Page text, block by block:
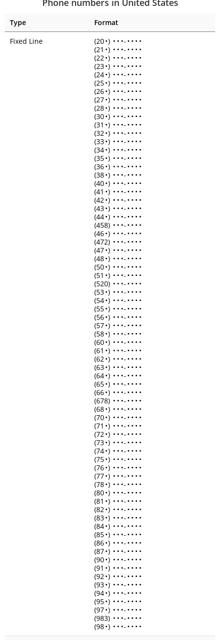
Phone numbers in United States
Type
Format
Fixed Line
(20•) • • •- • • • •
(21 •) • • •- • • • •
(22•) • • •- • • • •
(23•) • • •- • • • •
(24•) • • •- • • • •
(25•) • • •- • • • •
(26•) • • •- • • • •
(27•) • • •- • • • •
(28•) • • •- • • • •
(30•) • • •- • • • •
(31 •) • • •- • • • •
(32•) • • •- • • • •
(33•) • • •- • • • •
(34•) • • •- • • • •
(35•) • • •- • • • •
(36•) • • •- • • • •
(38•) • • •- • • • •
(40•) • • •- • • • •
(41 •) • • •- • • • •
(42•) • • •- • • • •
(43•) • • •- • • • •
(44•) • • •- • • • •
(458) • • •- • • • •
(46•) • • •- • • • •
(472) • • •- • • • •
(47•) • • •- • • • •
(48•) • • •- • • • •
(50•) • • •- • • • •
(51 •) • • •- • • • •
(520) • • •- • • • •
(53•) • • •- • • • •
(54•) • • •- • • • •
(55•) • • •- • • • •
(56•) • • •- • • • •
(57•) • • •- • • • •
(58•) • • •- • • • •
(60•) • • •- • • • •
(61 •) • • •- • • • •
(62•) • • •- • • • •
(63•) • • •- • • • •
(64•) • • •- • • • •
(65•) • • •- • • • •
(66•) • • •- • • • •
(678) • • •- • • • •
(68•) • • •- • • • •
(70•) • • •- • • • •
(71 •) • • •- • • • •
(72•) • • •- • • • •
(73•) • • •- • • • •
(74•) • • •- • • • •
(75•) • • •- • • • •
(76•) • • •- • • • •
(77•) • • •- • • • •
(78•) • • •- • • • •
(80•) • • •- • • • •
(81 •) • • •- • • • •
(82•) • • •- • • • •
(83•) • • •- • • • •
(84•) • • •- • • • •
(85•) • • •- • • • •
(86•) • • •- • • • •
(87•) • • •- • • • •
(90•) • • •- • • • •
(91 •) • • •- • • • •
(92•) • • •- • • • •
(93•) • • •- • • • •
(94•) • • •- • • • •
(95•) • • •- • • • •
(97•) • • •- • • • •
(983) • • •- • • • •
(98•) • • •- • • • •